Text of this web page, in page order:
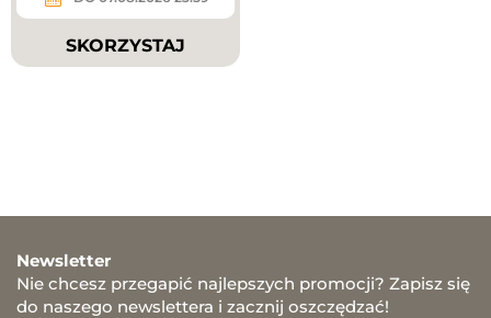
SKORZYSTAJ
Newsletter
Nie chcesz przegapić najlepszych promocji? Zapisz się
do naszego newslettera i zacznij oszczędzać!